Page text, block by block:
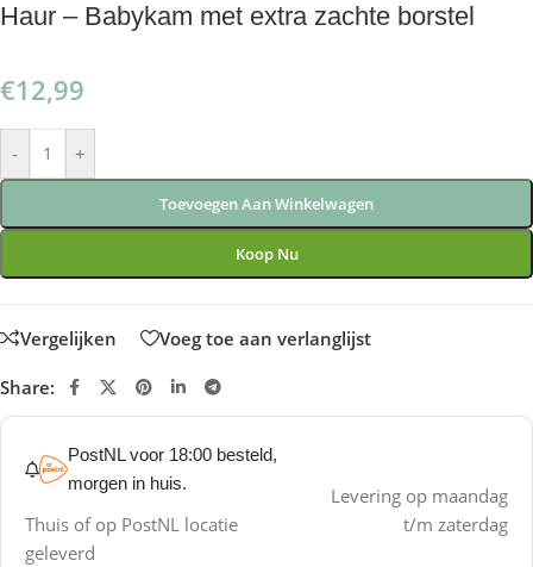
Haur – Babykam met extra zachte borstel
€12,99
- +
Toevoegen Aan Winkelwagen
Koop Nu
Vergelijken Voeg toe aan verlanglijst
Share:
PostNL voor 18:00 besteld,
morgen in huis.
Thuis of op PostNL locatie
geleverd
Levering op maandag
t/m zaterdag